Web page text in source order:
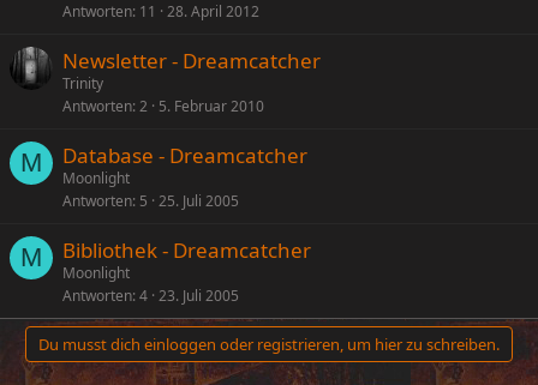
Antworten 11 28. April 2012
Newsletter - Dreamcatcher
Trinity
Antworten 2 5. Februar 2010
M Database - Dreamcatcher
Moonlight
Antworten 5 25. Juli 2005
M Bibliothek - Dreamcatcher
Moonlight
Antworten 4 23. Juli 2005
Du musst dich einloggen oder registrieren, um hier zu schreiben.